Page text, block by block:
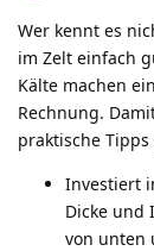
Wer kennt es
im Zelt einfach
Kälte machen
Rechnung.
praktische
Investiert
Dicke und
von unten